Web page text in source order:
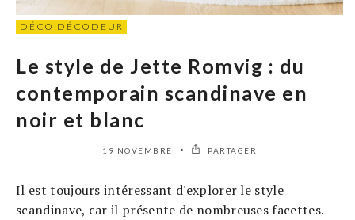
DÉCO DÉCODEUR
Le style de Jette Romvig : du
contemporain scandinave en
noir et blanc
19 NOVEMBRE PARTAGER
Il est toujours intéressant d'explorer le style
scandinave, car il présente de nombreuses facettes.